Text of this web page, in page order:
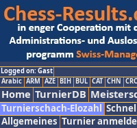
Logged on: Gast
Arabic ARM AZE BIH BUL CAT CHN
Home TurnierDB
Turnierschach-Elozahl
Allgemeines Turnier